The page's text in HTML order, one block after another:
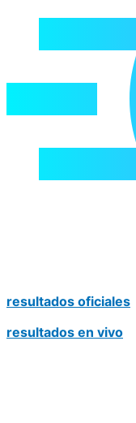
resultados oficiales
resultados en vivo